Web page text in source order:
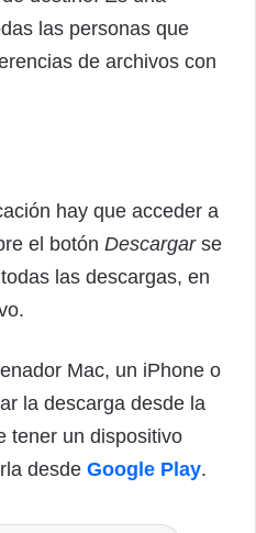
las personas que
de archivos con
hay que acceder a
el botón Descargarse
las descargas, en
Mac, un iPhone o
la descarga desde la
tener un dispositivo
desde Google Play.